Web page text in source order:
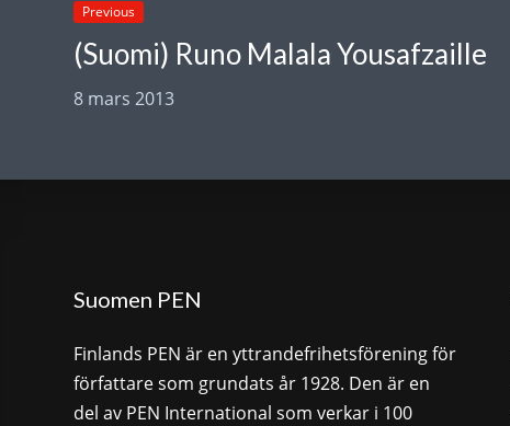
Previous
(Suomi) Runo Malala Yousafzaille
8 mars 2013
Suomen PEN
Finlands PEN är en yttrandefrihetsförening för
författare som grundats år 1928. Den är en
del av PEN International som verkar i 100